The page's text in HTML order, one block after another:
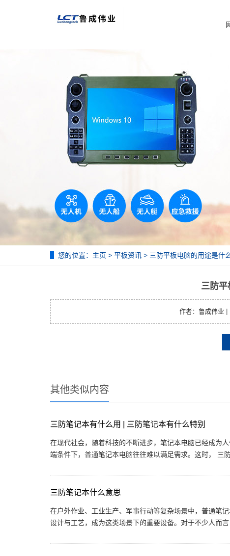
您的位置： 主页 > 平板资讯 > 三防平板电脑的用途是什
三防平
作者：鲁成伟业 |
其他类似内容
三防笔记本有什么用 | 三防笔记本有什么特别
在现代社会，随着科技的不断进步，笔记本电脑已经成为
端条件下，普通笔记本电脑往往难以满足需求。这时， 三
三防笔记本什么意思
在户外作业、工业生产、军事行动等复杂场景中，普通笔
设计与工艺，成为这类场景下的重要设备。对于不少人而言